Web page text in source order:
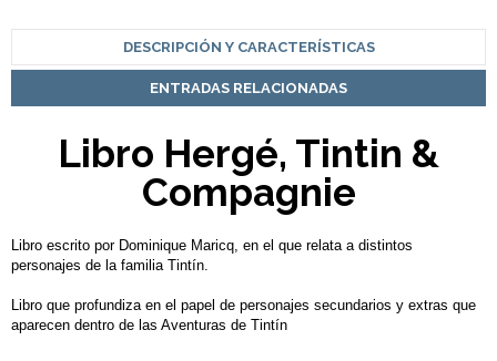
DESCRIPCIÓN Y CARACTERÍSTICAS
ENTRADAS RELACIONADAS
Libro Hergé, Tintin &
Compagnie
Libro escrito por Dominique Maricq, en el que relata a distintos
personajes de la familia Tintín.
Libro que profundiza en el papel de personajes secundarios y extras que
aparecen dentro de las Aventuras de Tintín